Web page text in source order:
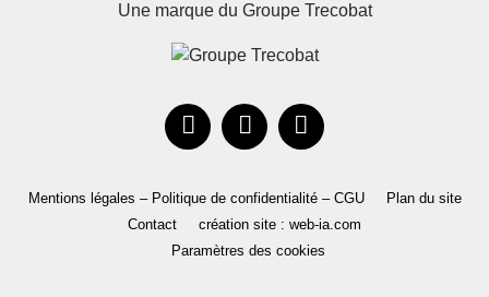
Occitanie
Parrainez un proche!
Une marque du Groupe Trecobat
Mentions légales – Politique de confidentialité – CGU
Plan du site
Contact
création site : web-ia.com
Paramètres des cookies